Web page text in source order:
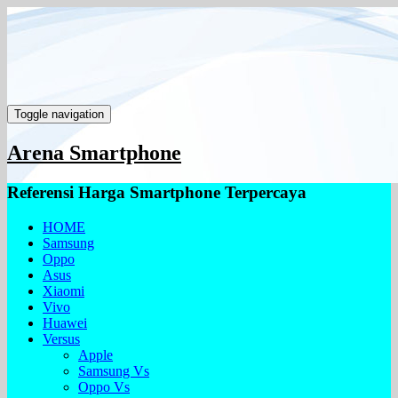
Toggle navigation
Arena Smartphone
Referensi Harga Smartphone Terpercaya
HOME
Samsung
Oppo
Asus
Xiaomi
Vivo
Huawei
Versus
Apple
Samsung Vs
Oppo Vs